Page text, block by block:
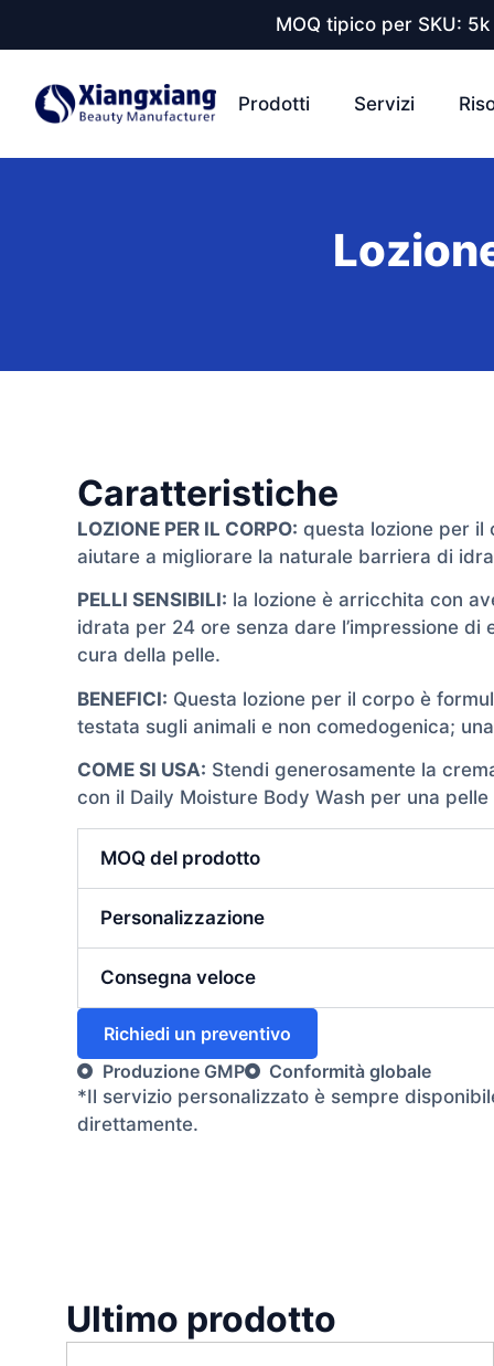
MOQ tipico per SKU:
Prodotti Servizi
Caratteristiche
LOZIONE PER IL CORPO: questa lozione per il
aiutare a migliorare la naturale barriera di
PELLI SENSIBILI: la lozione è arricchita con
idrata per 24 ore senza dare l’impressione
cura della pelle.
BENEFICI: Questa lozione per il corpo è
testata sugli animali e non comedogenica;
COME SI USA: Stendi generosamente la
con il Daily Moisture Body Wash per una
MOQ del prodotto
Personalizzazione
Consegna veloce
Richiedi un preventivo
Produzione GMP
Conformità globale
*Il servizio personalizzato è sempre
direttamente.
Ultimo prodotto